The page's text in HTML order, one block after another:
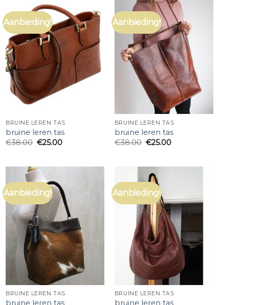
Aanbieding!
BRUINE LEREN TAS
bruine leren tas
€38.00 €25.00
Aanbieding!
BRUINE LEREN TAS
bruine leren tas
€38.00 €25.00
Aanbieding!
BRUINE LEREN TAS
Aanbieding!
BRUINE LEREN TAS